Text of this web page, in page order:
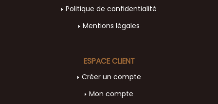
Politique de confidentialité
Mentions légales
ESPACE CLIENT
Créer un compte
Mon compte